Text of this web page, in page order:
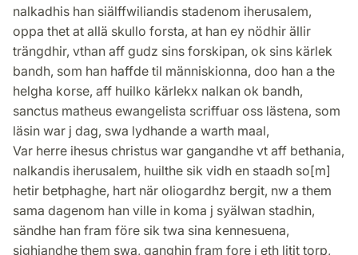
nalkadhis han siälffwiliandis stadenom iherusalem,
oppa thet at allä skullo forsta, at han ey nödhir ällir
trängdhir, vthan aff gudz sins forskipan, ok sins kärlek
bandh, som han haffde til människionna, doo han a the
helgha korse, aff huilko kärlekx nalkan ok bandh,
sanctus matheus ewangelista scriffuar oss lästena, som
läsin war j dag, swa lydhande a warth maal,
Var herre ihesus christus war gangandhe vt aff bethania,
nalkandis iherusalem, huilthe sik vidh en staadh so[m]
hetir betphaghe, hart när oliogardhz bergit, nw a them
sama dagenom han ville in koma j syälwan stadhin,
sändhe han fram före sik twa sina kennesuena,
sighiandhe them swa, ganghin fram fore j eth litit torp,